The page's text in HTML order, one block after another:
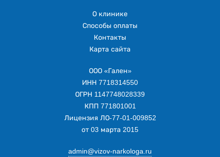
О клинике
Способы оплаты
Контакты
Карта сайта
ООО «Гален»
ИНН 7718314550
ОГРН 1147748028339
КПП 771801001
Лицензия ЛО-77-01-009852
от 03 марта 2015
admin@vizov-narkologa.ru